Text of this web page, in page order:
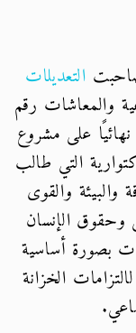
التعديلات
والمعاشات رقم
نهائيًا على مشروع
التي طالب
والبيئة والقوى
وحقوق الإنسان
بصورة أساسية
الخزانة